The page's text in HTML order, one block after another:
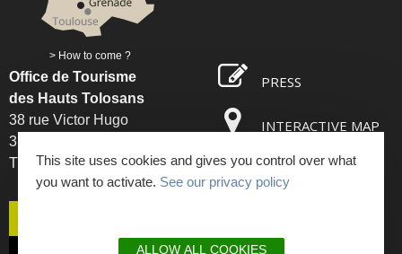
How to come ?
Office de Tourisme
des Hauts Tolosans
38 rue Victor Hugo
31330 Grenade sur Garonne
Tél. : 05 61 82 93 85
PRESS
INTERACTIVE MAP
OPENING TIMES
This site uses cookies and gives you control over what
you want to activate. See our privacy policy
ALLOW ALL COOKIES